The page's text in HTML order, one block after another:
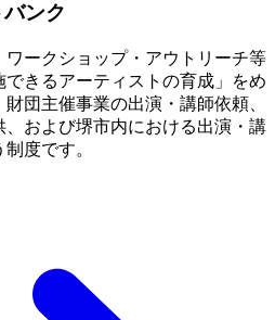
ンク
ワークショップ・アウトリーチ等
きるアーティストの育成」をめ
団主催事業の出演・講師依頼、
および堺市内における出演・講
度です。